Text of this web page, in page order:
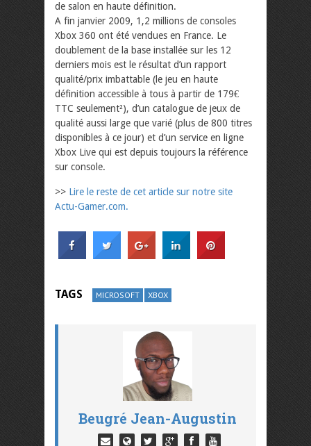
de salon en haute définition.
A fin janvier 2009, 1,2 millions de consoles
Xbox 360 ont été vendues en France. Le
doublement de la base installée sur les 12
derniers mois est le résultat d’un rapport
qualité/prix imbattable (le jeu en haute
définition accessible à tous à partir de 179€
TTC seulement²), d’un catalogue de jeux de
qualité aussi large que varié (plus de 800 titres
disponibles à ce jour) et d’un service en ligne
Xbox Live qui est depuis toujours la référence
sur console.
>> Lire le reste de cet article sur notre site
Actu-Gamer.com.
TAGS MICROSOFT XBOX
Beugré Jean-Augustin